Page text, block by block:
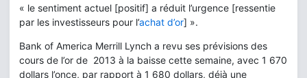
« le sentiment actuel [positif] a réduit l’urgence [ressentie
par les investisseurs pour l’achat d’or] ».
Bank of America Merrill Lynch a revu ses prévisions des
cours de l’or de 2013 à la baisse cette semaine, avec 1 670
dollars l’once, par rapport à 1 680 dollars, déjà une